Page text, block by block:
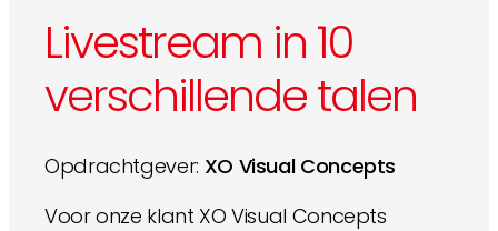
Livestream in 10
verschillende talen
Opdrachtgever: XO Visual Concepts
Voor onze klant XO Visual Concepts